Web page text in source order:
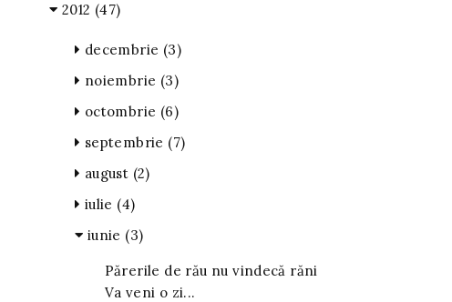
2012 (47)
decembrie (3)
noiembrie (3)
octombrie (6)
septembrie (7)
august (2)
iulie (4)
iunie (3)
Părerile de rău nu vindecă răni
Va veni o zi...